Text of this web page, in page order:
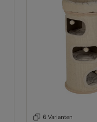
6 Varianten